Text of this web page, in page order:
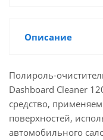
Описание
Полироль-
Dashboard Cleaner
средство,
поверхностей,
автомобильного